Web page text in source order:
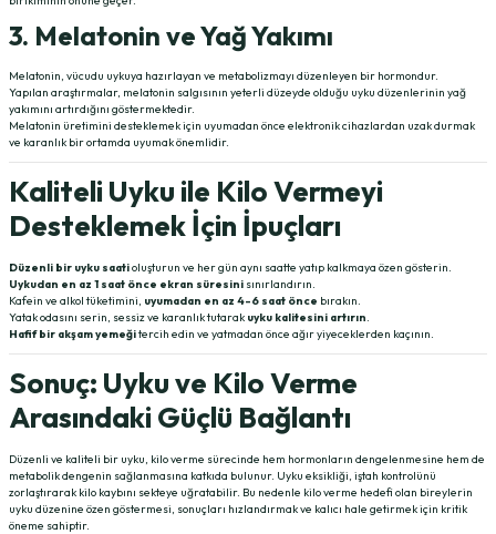
3. Melatonin ve Yağ Yakımı
Melatonin, vücudu uykuya hazırlayan ve metabolizmayı düzenleyen bir hormondur.
Yapılan araştırmalar, melatonin salgısının yeterli düzeyde olduğu uyku düzenlerinin yağ
yakımını artırdığını göstermektedir.
Melatonin üretimini desteklemek için uyumadan önce elektronik cihazlardan uzak durmak
ve karanlık bir ortamda uyumak önemlidir.
Kaliteli Uyku ile Kilo Vermeyi
Desteklemek İçin İpuçları
Düzenli bir uyku saatioluşturun ve her gün aynı saatte yatıp kalkmaya özen gösterin.
Uykudan en az 1 saat önce ekran süresini sınırlandırın.
Kafein ve alkol tüketimini, uyumadan en az 4-6 saat önce bırakın.
Yatak odasını serin, sessiz ve karanlık tutarak uyku kalitesini artırın
Hafif bir akşam yemeğitercih edin ve yatmadan önce ağır yiyeceklerden kaçının.
Sonuç: Uyku ve Kilo Verme
Arasındaki Güçlü Bağlantı
Düzenli ve kaliteli bir uyku, kilo verme sürecinde hem hormonların dengelenmesine hem de
metabolik dengenin sağlanmasına katkıda bulunur. Uyku eksikliği, iştah kontrolünü
zorlaştırarak kilo kaybını sekteye uğratabilir. Bu nedenle kilo verme hedefi olan bireylerin
uyku düzenine özen göstermesi, sonuçları hızlandırmak ve kalıcı hale getirmek için kritik
öneme sahiptir.